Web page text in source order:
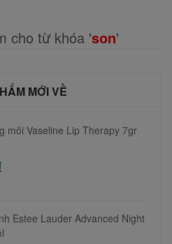
cho từ khóa 'son'
MỚI VỀ
môi Vaseline Lip Therapy 7gr
Estee Lauder Advanced Night